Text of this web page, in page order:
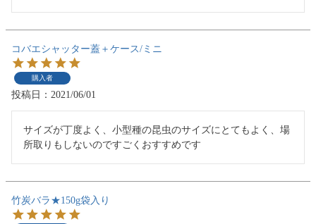
コバエシャッター蓋＋ケース/ミニ
購入者
投稿日 2021/06/01
サイズが丁度よく、小型種の昆虫のサイズにとてもよく、場
所取りもしないのですごくおすすめです
竹炭バラ★150g袋入り